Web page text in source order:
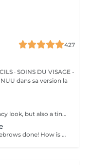
427
· SOINS DU VISAGE -
Not only mascara helps to create a fancy look, but also a tinting of your lashes! How is the lashes tinting done? - lashes are washed - eye cream is applied - the tape and patches are applied - tinting - the tape and patches are removed Age restrictions: recommended to do from 14 years. Post procedure recommendations: do not wet eyelashes 24 hours after the procedure. Frequency: once in 2-3 weeks.
Save time in the morning, get your eyebrows done! How is the shape definition + tinting done? - consultation (to discuss perfect form and colour) - preparation (brows are washed and marked) - waxing (excess hair are removed with wax) - tweezing (excess hair are removed with tweezers) - tinting (paint or henna is applied) - excess paint is removed - antiseptic and cream are applied Age restrictions: recommended to do from 14 years. Post procedure recommendations: do not wash brows and do not put on makeup for 12 hours. Frequency: once in 3-4 weeks.